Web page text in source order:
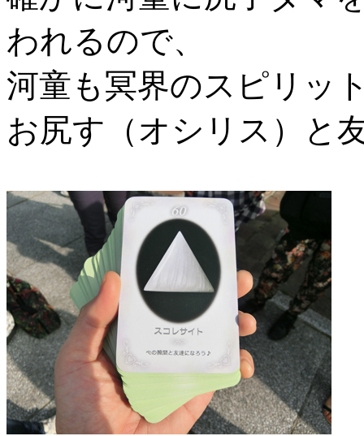
われるので、
河童も冥界のスピリッ
お尻す（オシリス）と